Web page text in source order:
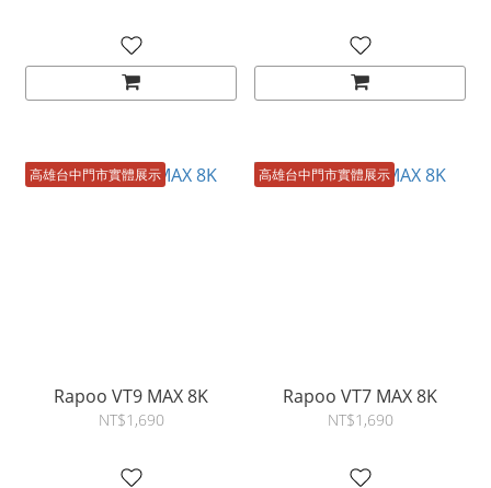
高雄台中門市實體展示
Rapoo VT9 MAX 8K
NT$1,690
高雄台中門市實體展示
Rapoo VT7 MAX 8K
NT$1,690